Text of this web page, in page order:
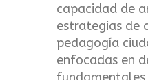
capacidad de
estrategias de
pedagogía
enfocadas en